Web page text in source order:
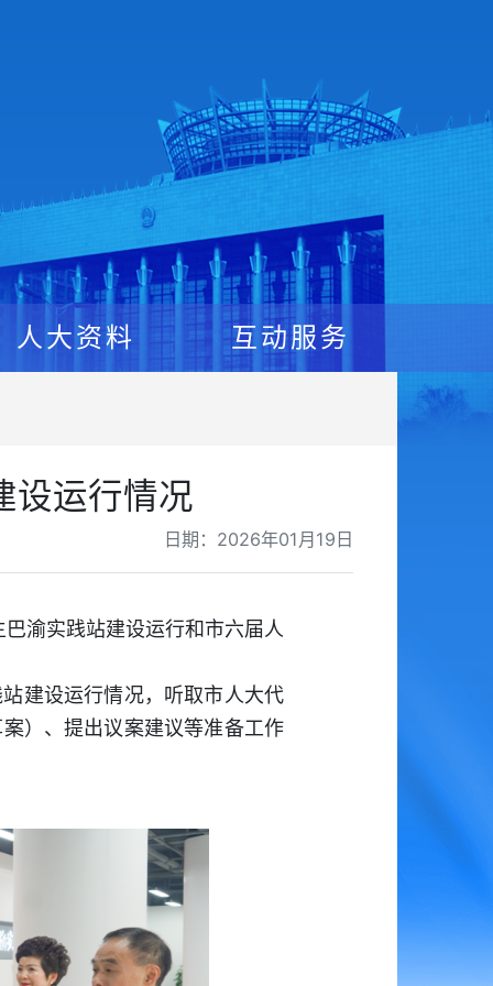
人大资料 互动服务
设运行情况
日期：2026年01月19日
渝实践站建设运行和市六届人
建设运行情况，听取市人大代
）、提出议案建议等准备工作